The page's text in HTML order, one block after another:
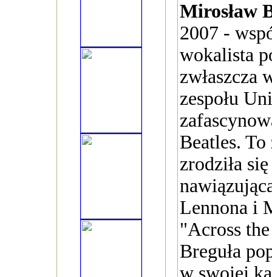
Mirosław
2007 -
wokalista
zwłaszcza
zespołu
Beatles.
zrodziła
Lennona i
"Across
Breguła